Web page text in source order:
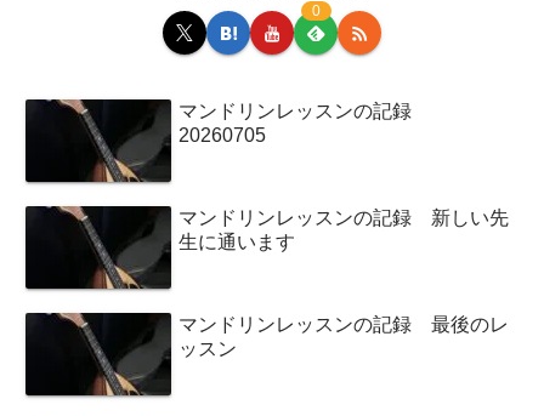
0
マンドリンレッスンの記録
20260705
マンドリンレッスンの記録 新しい先
生に通います
マンドリンレッスンの記録 最後のレ
ッスン